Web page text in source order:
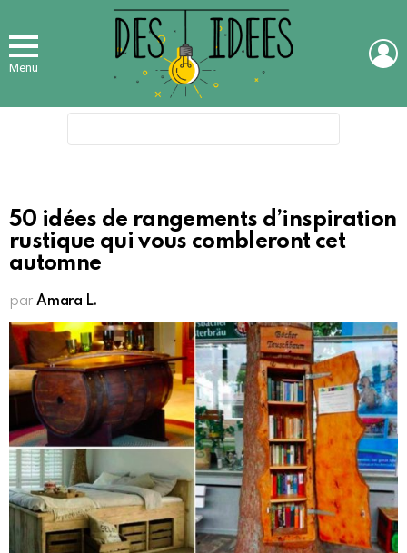
Menu
50 idées de rangements d’inspiration
rustique qui vous combleront cet
automne
par Amara L.